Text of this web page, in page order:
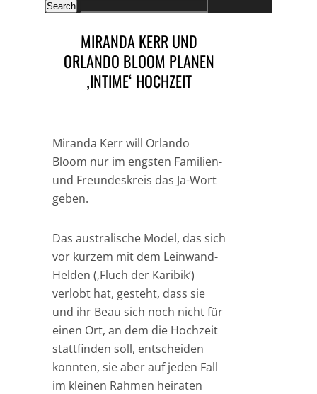
MIRANDA KERR UND
ORLANDO BLOOM PLANEN
‚INTIME‘ HOCHZEIT
Miranda Kerr will Orlando
Bloom nur im engsten Familien-
und Freundeskreis das Ja-Wort
geben.
Das australische Model, das sich
vor kurzem mit dem Leinwand-
Helden (‚Fluch der Karibik‘)
verlobt hat, gesteht, dass sie
und ihr Beau sich noch nicht für
einen Ort, an dem die Hochzeit
stattfinden soll, entscheiden
konnten, sie aber auf jeden Fall
im kleinen Rahmen heiraten